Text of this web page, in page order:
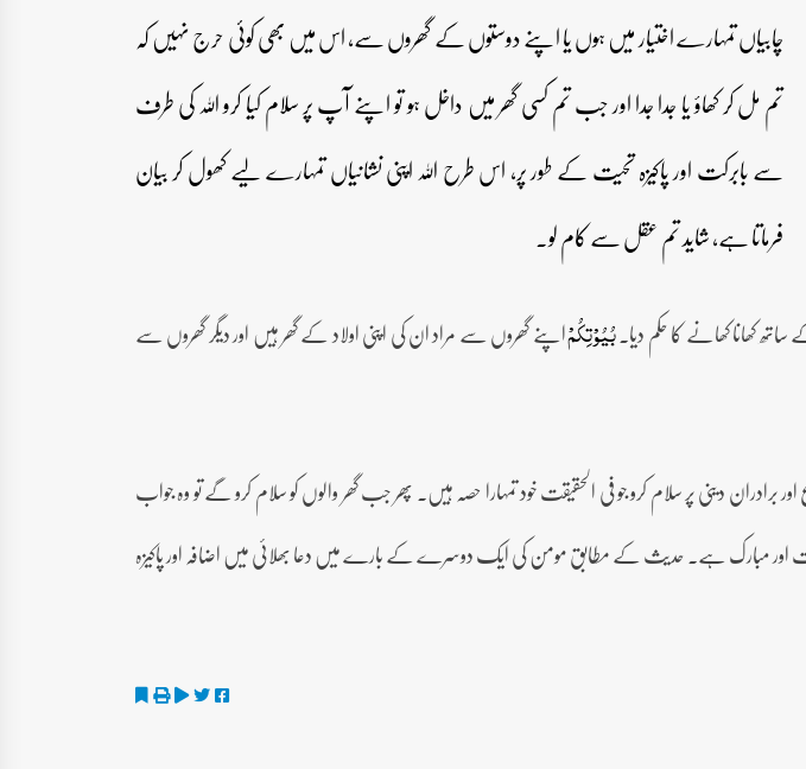
چابیاں تمہارے اختیار میں ہوں یا اپنے دوستوں کے گھروں سے، اس میں بھی کوئی حرج نہیں کہ
تم مل کر کھاؤ یا جدا جدا اور جب تم کسی گھر میں داخل ہو تو اپنے آپ پر سلام کیا کرو اللہ کی طرف
سے بابرکت اور پاکیزہ تحیت کے طور پر، اس طرح اللہ اپنی نشانیاں تمہارے لیے کھول کر بیان
فرماتا ہے، شاید تم عقل سے کام لو۔
بُیُوۡتِکُمۡاپنے گھروں سے مراد ان کی اپنی اولاد کے گھر ہیں اور دیگر گھروں سے
دینی پر سلام کرو جو فی الحقیقت خود تمہارا حصہ ہیں۔ پھر جب گھر والوں کو سلام کرو گے تو وہ جواب
اور مبارک ہے۔ حدیث کے مطابق مومن کی ایک دوسرے کے بارے میں دعا بھلائی میں اضافہ اور پاکیزہ